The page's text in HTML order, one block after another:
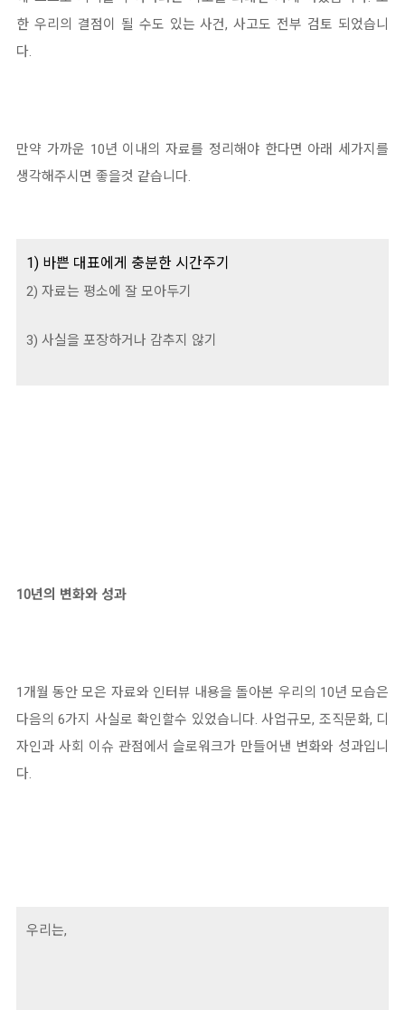
한 우리의 결점이 될 수도 있는 사건, 사고도 전부 검토 되었습니
다.
만약 가까운 10년 이내의 자료를 정리해야 한다면 아래 세가지를
생각해주시면 좋을것 같습니다.
1) 바쁜 대표에게 충분한 시간주기
2) 자료는 평소에 잘 모아두기
3) 사실을 포장하거나 감추지 않기
10년의 변화와 성과
1개월 동안 모은 자료와 인터뷰 내용을 돌아본 우리의 10년 모습은
다음의 6가지 사실로 확인할수 있었습니다. 사업규모, 조직문화, 디
자인과 사회 이슈 관점에서 슬로워크가 만들어낸 변화와 성과입니
다.
우리는,